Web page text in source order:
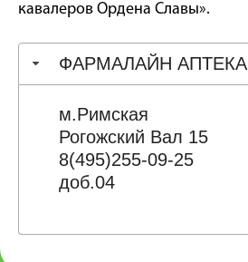
кавалеров Ордена Славы».
ФАРМАЛАЙН АПТЕКА
м.Римская
Рогожский Вал 15
8(495)255-09-25
доб.04